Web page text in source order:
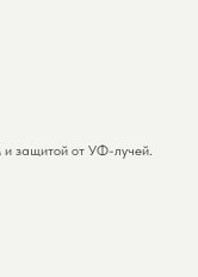
защитой от УФ-лучей.